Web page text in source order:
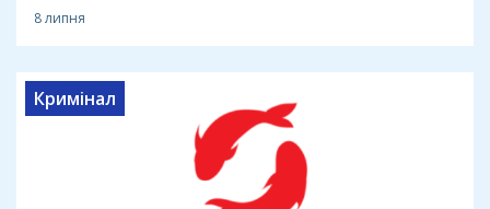
8 липня
Кримінал